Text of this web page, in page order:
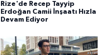
Rize'de Recep Tayyip
Erdoğan Camii İnşaatı Hızla
Devam Ediyor